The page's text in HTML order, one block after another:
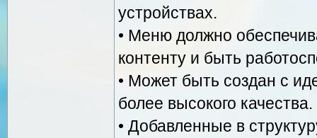
устройствах.
• Меню должно
контенту и быть
• Может быть создан с
более высокого качества.
• Добавленные в